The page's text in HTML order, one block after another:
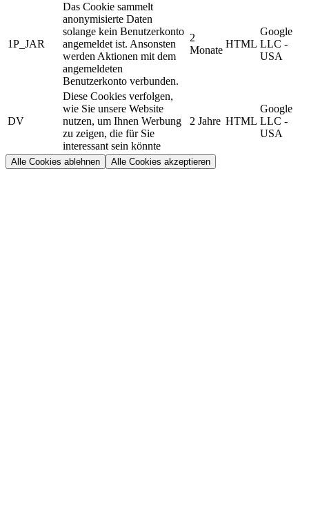
1P_JAR
Das Cookie sammelt
anonymisierte Daten
solange kein Benutzerkonto
angemeldet ist. Ansonsten
werden Aktionen mit dem
angemeldeten
Benutzerkonto verbunden.
2
Monate
HTML
Google
LLC -
USA
DV
Diese Cookies verfolgen,
wie Sie unsere Website
nutzen, um Ihnen Werbung
zu zeigen, die für Sie
interessant sein könnte
2 Jahre HTML
Google
LLC -
USA
Alle Cookies ablehnen Alle Cookies akzeptieren